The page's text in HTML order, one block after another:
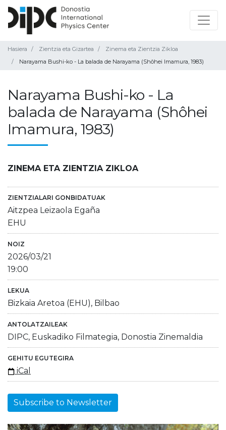
Hasiera Zientzia eta Gizartea
Zinema eta Zientzia Zikloa
Narayama Bushi-ko - La balada de Narayama (Shôhei Imamura, 1983)
Narayama Bushi-ko - La
balada de Narayama (Shôhei
Imamura, 1983)
ZINEMA ETA ZIENTZIA ZIKLOA
ZIENTZIALARI GONBIDATUAK
Aitzpea Leizaola Egaña
EHU
NOIZ
2026/03/21
19:00
LEKUA
Bizkaia Aretoa (EHU), Bilbao
ANTOLATZAILEAK
DIPC, Euskadiko Filmategia, Donostia Zinemaldia
GEHITU EGUTEGIRA
iCal
Subscribe to Newsletter